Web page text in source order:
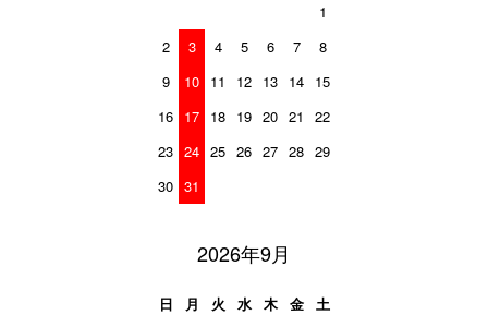
1
2
3 4 5 6 7
8
9
10 11 12 13 14 15
16 17 18 19 20 21
22
23 24 25 26 27 28 29
30 31
2026年9月
日 月 火 水 木 金
土